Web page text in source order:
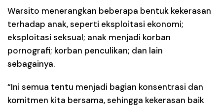
Warsito menerangkan beberapa bentuk kekerasan
terhadap anak, seperti eksploitasi ekonomi;
eksploitasi seksual; anak menjadi korban
pornografi; korban penculikan; dan lain
sebagainya.
“Ini semua tentu menjadi bagian konsentrasi dan
komitmen kita bersama, sehingga kekerasan baik